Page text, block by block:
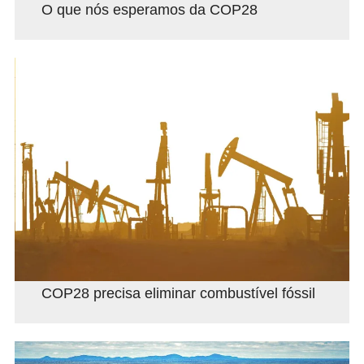
O que nós esperamos da COP28
COP28 precisa eliminar combustível fóssil